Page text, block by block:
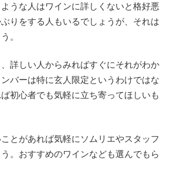
うな人はワインに詳しくないと格好悪
りをする人もいるでしょうが、それは
。
詳しい人からみればすぐにそれがわか
バーは特に玄人限定というわけではな
初心者でも気軽に立ち寄ってほしいも
とがあれば気軽にソムリエやスタッフ
。おすすめのワインなども選んでもら